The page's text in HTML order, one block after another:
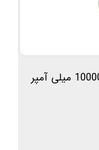
پاور بانک مگ سیف آکو مدل AP-28 ظرفیت 10000 میلی آمپر